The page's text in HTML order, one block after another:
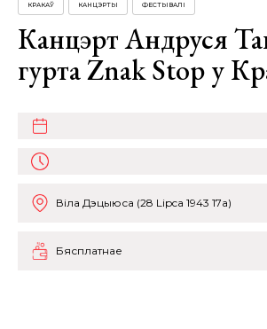
КРАКАЎ КАНЦЭРТЫ ФЕСТЫВАЛІ
Канцэрт Андруся
гурта Znak Stop у
Віла Дэцыюса (28 Lipca 1943 17a)
Бясплатнае